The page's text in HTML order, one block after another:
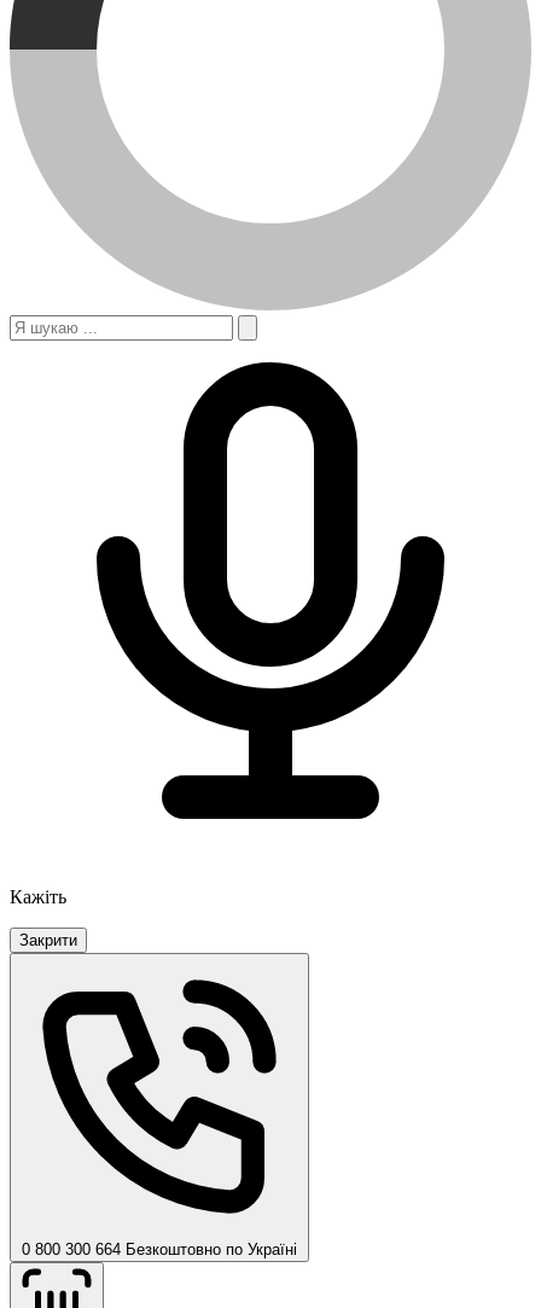
Кажіть
Закрити
0 800 300 664 Безкоштовно по Україні